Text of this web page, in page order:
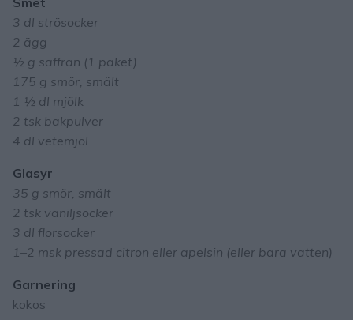
3 dl strösocker
2 ägg
½ g saffran (1 paket)
175 g smör, smält
1 ½ dl mjölk
2 tsk bakpulver
4 dl vetemjöl
Glasyr
35 g smör, smält
2 tsk vaniljsocker
3 dl florsocker
1–2 msk pressad citron eller apelsin (eller bara vatten)
Garnering
kokos